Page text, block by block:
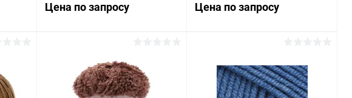
Цена по запросу
Купить в 1 клик Сравнение
Цена по запросу
Купить в 1 клик Сравнение